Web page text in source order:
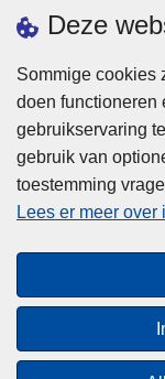
Deze
Sommige cookies
doen functioneren
gebruikservaring
gebruik van
toestemming
Lees er meer